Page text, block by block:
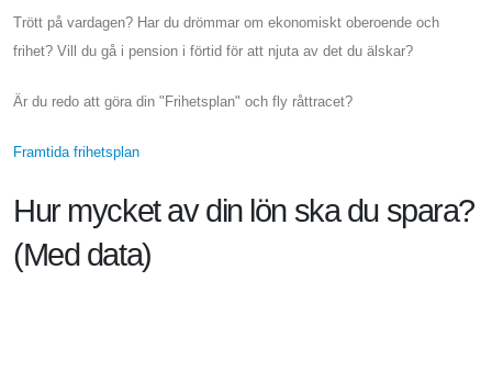
Trött på vardagen? Har du drömmar om ekonomiskt oberoende och
frihet? Vill du gå i pension i förtid för att njuta av det du älskar?
Är du redo att göra din "Frihetsplan" och fly råttracet?
Framtida frihetsplan
Hur mycket av din lön ska du spara?
(Med data)